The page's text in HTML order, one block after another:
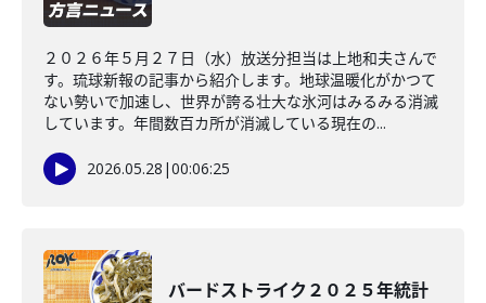
２０２６年５月２７日（水）放送分担当は上地和夫さんで
す。琉球新報の記事から紹介します。地球温暖化がかつて
ない勢いで加速し、世界が誇る壮大な氷河はみるみる消滅
しています。年間数百カ所が消滅している現在の...
2026.05.28 |00:06:25
バードストライク２０２５年統計